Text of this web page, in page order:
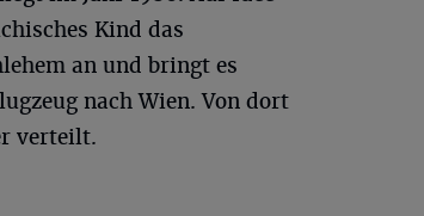
Kind das
an und bringt es
nach Wien. Von dort
verteilt.